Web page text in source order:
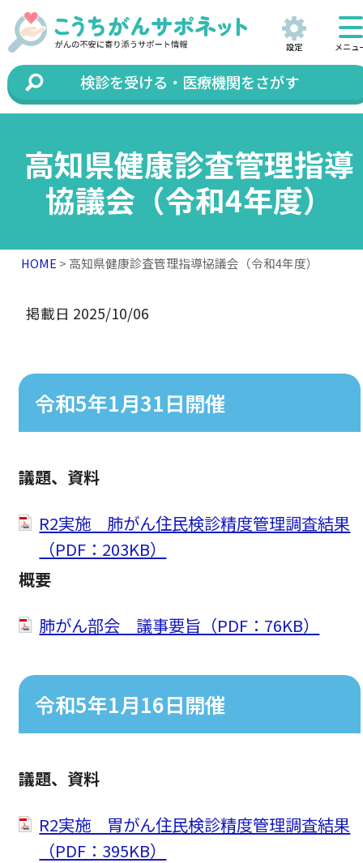
設定
検診を受ける・医療機関をさがす
メニュ
高知県健康診査管理指導
協議会（令和4年度）
HOME> 高知県健康診査管理指導協議会（令和4年度）
掲載日 2025/10/06
令和5年1月31日開催
議題、資料
R2実施 肺がん住民検診精度管理調査結果
（PDF：203KB）
概要
肺がん部会 議事要旨（PDF：76KB）
令和5年1月16日開催
議題、資料
R2実施 胃がん住民検診精度管理調査結果
（PDF：395KB）